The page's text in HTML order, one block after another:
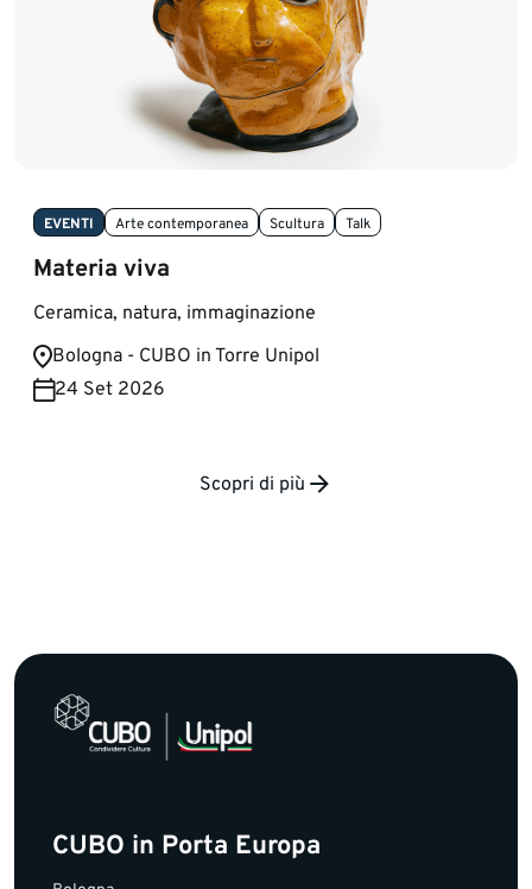
EVENTI Arte contemporanea Scultura Talk
Materia viva
Ceramica, natura, immaginazione
Bologna - CUBO in Torre Unipol
24 Set 2026
Scopri di più
CUBO in Porta Europa